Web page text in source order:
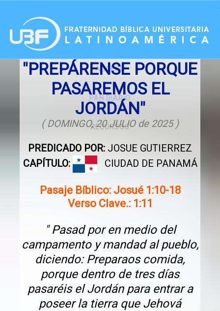
ACCESO
PAN DIARIO
RECURSOS
"PREPÁRENSE PORQUE
PASAREMOS EL
JORDÁN"
( DOMINGO, 20 JULIO de 2025 )
PREDICADO POR: JOSUE GUTIERREZ
CAPÍTULO:
CIUDAD DE PANAMÁ
Pasaje Bíblico: Josué 1:10-18
Verso Clave.: 1:11
" Pasad por en medio del
campamento y mandad al pueblo,
diciendo: Preparaos comida,
porque dentro de tres días
pasaréis el Jordán para entrar a
poseer la tierra que Jehová